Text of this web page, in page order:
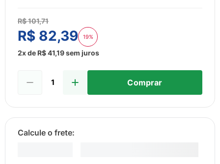
R$101,71
R$ 82,39 19%
2x de R$41,19sem juros
Comprar